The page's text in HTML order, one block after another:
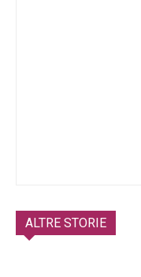
ALTRE STORIE